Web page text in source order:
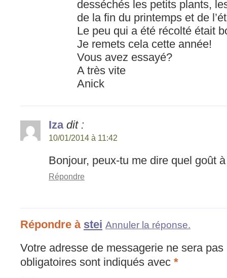
desséchés les petits plants,
de la fin du printemps et de
Le peu qui a été récolté était
Je remets cela cette année!
Vous avez essayé?
A très vite
Anick
Iza dit :
10/01/2014 à 11:42
Bonjour, peux-tu me dire quel goût
Répondre
Répondre à stei Annuler la réponse.
Votre adresse de messagerie ne sera pas
obligatoires sont indiqués avec *